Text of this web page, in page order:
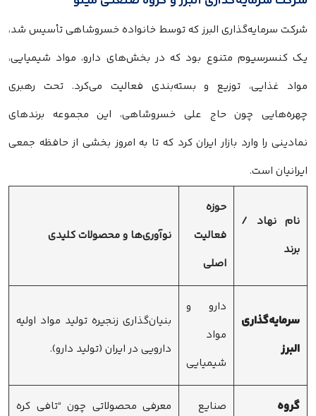
شرکت سرمایه‌گذاری البرز که توسط خانواده خسروشاهی تأسیس شد،
یک کنسرسیوم متنوع بود که در بخش‌های دارو، مواد شیمیایی،
مواد غذایی، توزیع و بسته‌بندی فعالیت می‌کرد. تحت رهبری
چهره‌هایی چون حاج علی خسروشاهی، این مجموعه برندهای
نمادینی را وارد بازار ایران کرد که تا به امروز بخشی از حافظه جمعی
ایرانیان است.
نام نهاد /
برند
حوزه
فعالیت
اصلی
نوآوری‌ها و محصولات کلیدی
سرمایه‌گذاری
البرز
دارو و
مواد
شیمیایی
بنیان‌گذاری زنجیره تولید مواد اولیه
دارویی در ایران (تولید دارو).
گروه صنایع معرفی محصولاتی چون “تافی کره